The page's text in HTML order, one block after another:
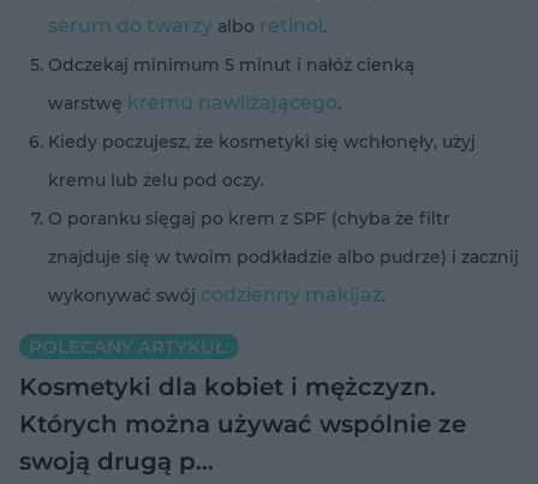
serum do twarzy albo retinol.
Odczekaj minimum 5 minut i nałóż cienką
warstwę kremu nawilżającego.
Kiedy poczujesz, że kosmetyki się wchłonęły, użyj
kremu lub żelu pod oczy.
O poranku sięgaj po krem z SPF (chyba że filtr
znajduje się w twoim podkładzie albo pudrze) i zacznij
wykonywać swój codzienny makijaż.
POLECANY ARTYKUŁ:
Kosmetyki dla kobiet i mężczyzn.
Których można używać wspólnie ze
swoją drugą p…